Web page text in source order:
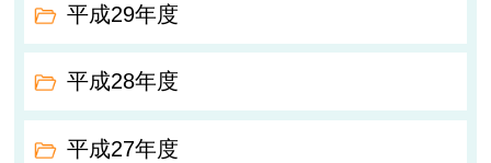
平成29年度
平成28年度
平成27年度